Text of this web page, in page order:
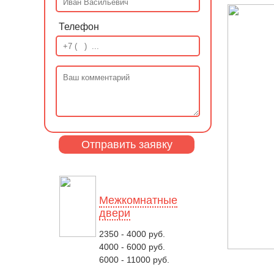
Телефон
Межкомнатные
двери
2350 - 4000 руб.
4000 - 6000 руб.
6000 - 11000 руб.